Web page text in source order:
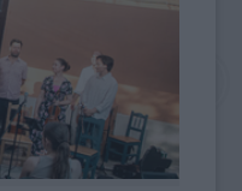
amelyek digitális
Ehhez nyújt
Hagyományok Háza
és
kínál elmélyült
tanulásáról és